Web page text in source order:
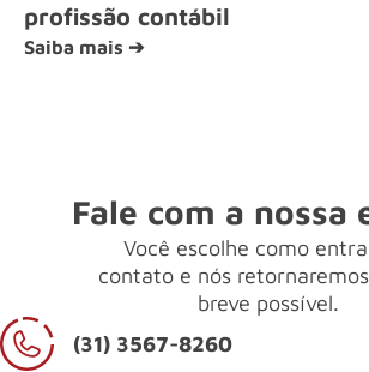
profissão contábil
Saiba mais ➔
Fale com a nossa
Você escolhe como
contato e nós
breve possível.
(31) 3567-8260